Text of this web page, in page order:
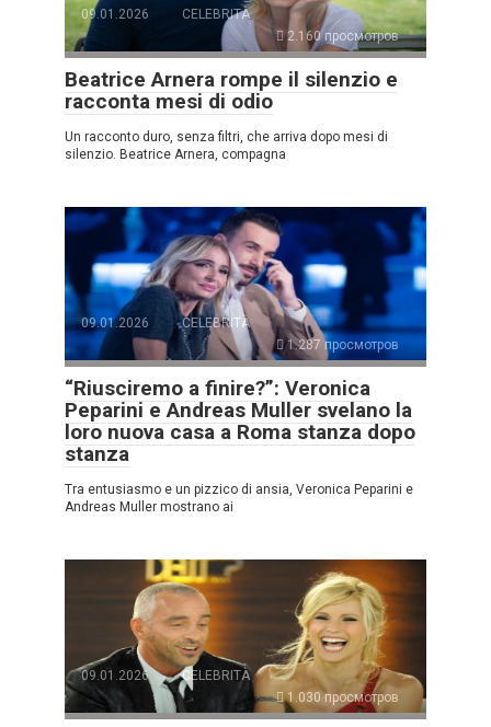
09.01.2026
CELEBRITÀ
2.160 просмотров
Beatrice Arnera rompe il silenzio e
racconta mesi di odio
Un racconto duro, senza filtri, che arriva dopo mesi di
silenzio. Beatrice Arnera, compagna
09.01.2026
CELEBRITÀ
1.287 просмотров
“Riusciremo a finire?”: Veronica
Peparini e Andreas Muller svelano la
loro nuova casa a Roma stanza dopo
stanza
Tra entusiasmo e un pizzico di ansia, Veronica Peparini e
Andreas Muller mostrano ai
09.01.2026
CELEBRITÀ
1.030 просмотров